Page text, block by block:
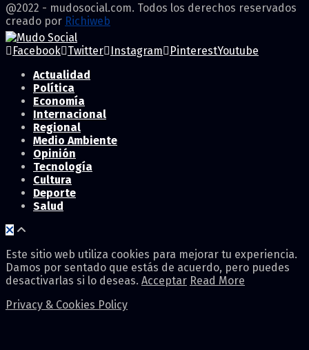
@2022 - mudosocial.com. Todos los derechos reservados
creado por Richiweb
Facebook Twitter Instagram PinterestYoutube
Actualidad
Política
Economía
Internacional
Regional
Medio Ambiente
Opinión
Tecnología
Cultura
Deporte
Salud
Este sitio web utiliza cookies para mejorar tu experiencia.
Damos por sentado que estás de acuerdo, pero puedes
desactivarlas si lo deseas. Acceptar Read More
Privacy & Cookies Policy